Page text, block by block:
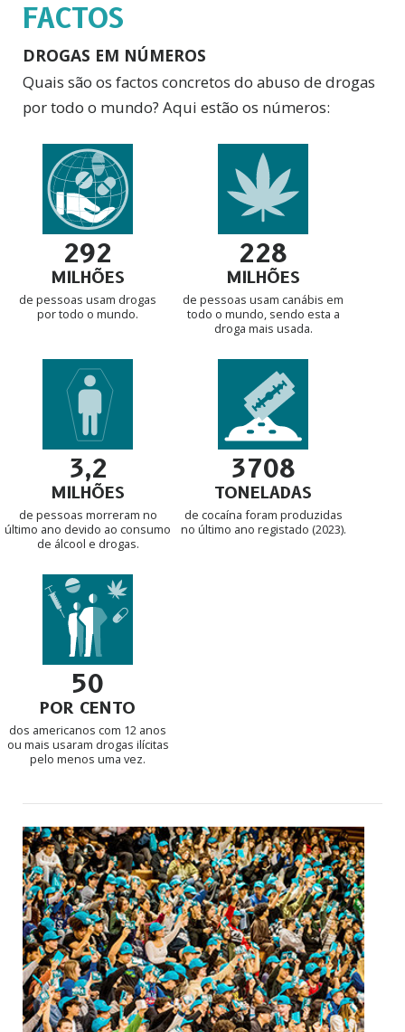
FACTOS
DROGAS EM NÚMEROS
Quais são os factos concretos do abuso de drogas
por todo o mundo? Aqui estão os números:
292
MILHÕES
de pessoas usam drogas
por todo o mundo.
228
MILHÕES
de pessoas usam canábis em
todo o mundo, sendo esta a
droga mais usada.
3,2
MILHÕES
de pessoas morreram no
último ano devido ao consumo
de álcool e drogas.
3708
TONELADAS
de cocaína foram produzidas
no último ano registado (2023).
50
POR CENTO
dos americanos com 12 anos
ou mais usaram drogas ilícitas
pelo menos uma vez.